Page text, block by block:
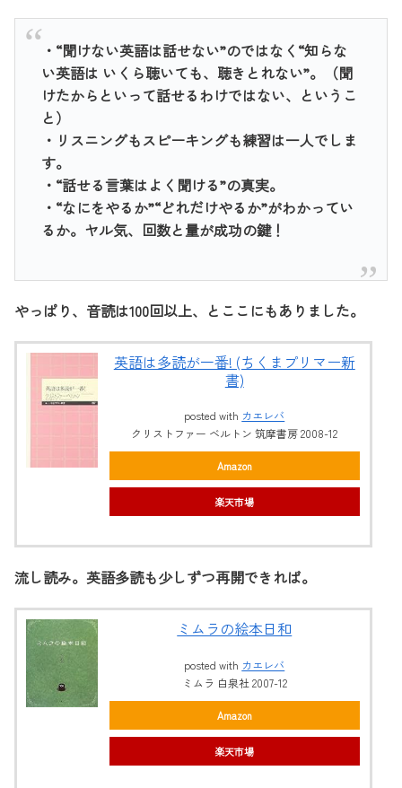
・“聞けない英語は話せない”のではなく“知らな
い英語は いくら聴いても、聴きとれない”。（聞
けたからといって話せるわけではない、というこ
と）
・リスニングもスピーキングも練習は一人でしま
す。
・“話せる言葉はよく聞ける”の真実。
・“なにをやるか”“どれだけやるか”がわかってい
るか。ヤル気、回数と量が成功の鍵！
やっぱり、音読は100回以上、とここにもありました。
英語は多読が一番! (ちくまプリマー新
書)
posted with カエレバ
クリストファー ベルトン 筑摩書房 2008-12
Amazon
楽天市場
流し読み。英語多読も少しずつ再開できれば。
ミムラの絵本日和
posted with カエレバ
ミムラ 白泉社 2007-12
Amazon
楽天市場